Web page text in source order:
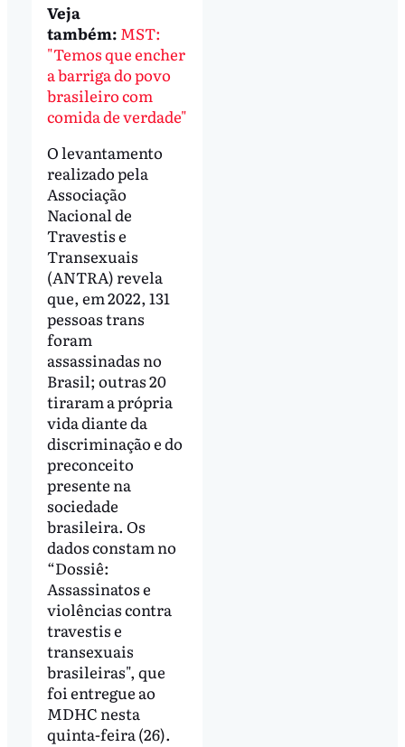
Veja
também: MST:
"Temos que encher
a barriga do povo
brasileiro com
comida de verdade"
O levantamento
realizado pela
Associação
Nacional de
Travestis e
Transexuais
(ANTRA) revela
que, em 2022, 131
pessoas trans
foram
assassinadas no
Brasil; outras 20
tiraram a própria
vida diante da
discriminação e do
preconceito
presente na
sociedade
brasileira. Os
dados constam no
“Dossiê:
Assassinatos e
violências contra
travestis e
transexuais
brasileiras", que
foi entregue ao
MDHC nesta
quinta-feira (26).